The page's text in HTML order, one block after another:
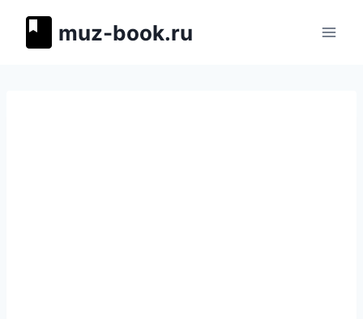
muz-book.ru